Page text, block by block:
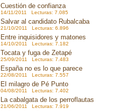
Cuestión de confianza
14/11/2011 Lecturas: 7.085
Salvar al candidato Rubalcaba
21/10/2011 Lecturas: 6.896
Entre inquisidores y matones
14/10/2011 Lecturas: 7.182
Tocata y fuga de Zetapé
25/09/2011 Lecturas: 7.483
España no es lo que parece
22/08/2011 Lecturas: 7.557
El milagro de Pé Punto
04/08/2011 Lecturas: 7.402
La cabalgata de los perroflautas
21/06/2011 Lecturas: 7.919